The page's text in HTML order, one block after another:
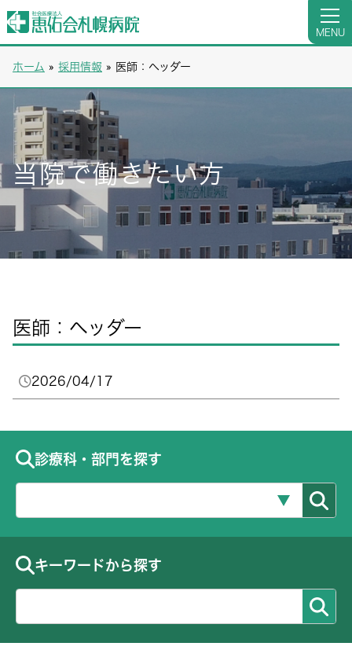
MENU
ホーム » 採用情報 » 医師：ヘッダー
当院で働きたい方
医師：ヘッダー
2026/04/17
診療科・部門を探す
キーワードから探す